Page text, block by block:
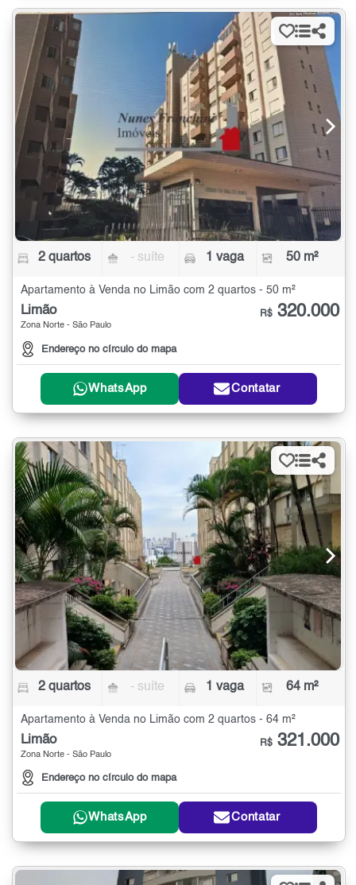
2 quartos - suíte 1 vaga 50 m²
Apartamento à Venda no Limão com 2 quartos - 50 m²
Limão
Zona Norte - São Paulo
Endereço no círculo do mapa
R$ 320.000
WhatsApp Contatar
2 quartos - suíte 1 vaga 64 m²
Apartamento à Venda no Limão com 2 quartos - 64 m²
Limão
Zona Norte - São Paulo
Endereço no círculo do mapa
R$ 321.000
WhatsApp Contatar